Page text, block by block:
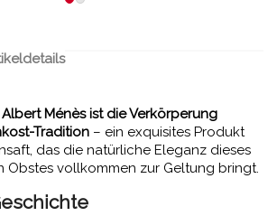
Ménès ist die Verkörperung
Tradition – ein exquisites Produkt
das die natürliche Eleganz dieses
Obstes vollkommen zur Geltung bringt.